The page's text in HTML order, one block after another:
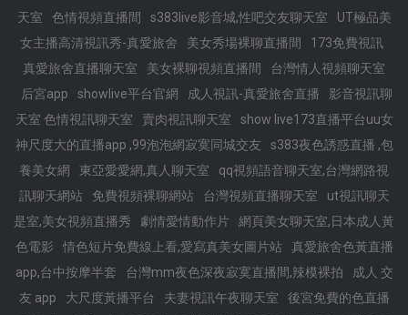
天室
色情視頻直播間 s383live影音城,性吧交友聊天室
UT極品美
女主播高清視訊秀-真愛旅舍
美女秀場裸聊直播間
173免費視訊
真愛旅舍直播聊天室
美女裸聊視頻直播間
台灣情人視頻聊天室
后宮app
showlive平台官網 成人視訊-真愛旅舍直播
影音視訊聊
天室 色情視訊聊天室
賣肉視訊聊天室
show live173直播平台uu女
神尺度大的直播app ,99泡泡網寂寞同城交友
s383夜色誘惑直播 ,包
養美女網
東亞愛愛網,真人聊天室
qq視頻語音聊天室,台灣網路視
訊聊天網站
免費視頻裸聊網站 台灣視頻直播聊天室
ut視訊聊天
是室,美女視頻直播秀
劇情愛情動作片
網頁美女聊天室,日本成人黃
色電影
情色短片免費線上看,愛寫真美女圖片站
真愛旅舍色黃直播
app,台中按摩半套
台灣mm夜色深夜寂寞直播間,辣模裸拍
成人 交
友 app
大尺度黃播平台 夫妻視訊午夜聊天室
後宮免費的色直播